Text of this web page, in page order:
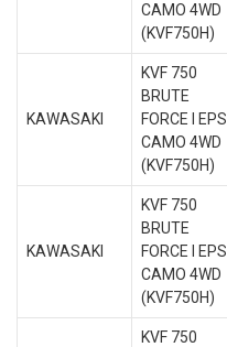
CAMO 4WD
(KVF750H)
KAWASAKI
KVF 750
BRUTE
FORCE I EPS
CAMO 4WD
(KVF750H)
KAWASAKI
KVF 750
BRUTE
FORCE I EPS
CAMO 4WD
(KVF750H)
KVF 750